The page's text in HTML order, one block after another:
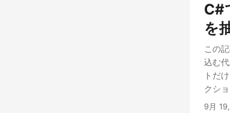
C#
を
この
込む代
トだ
クシ
9月